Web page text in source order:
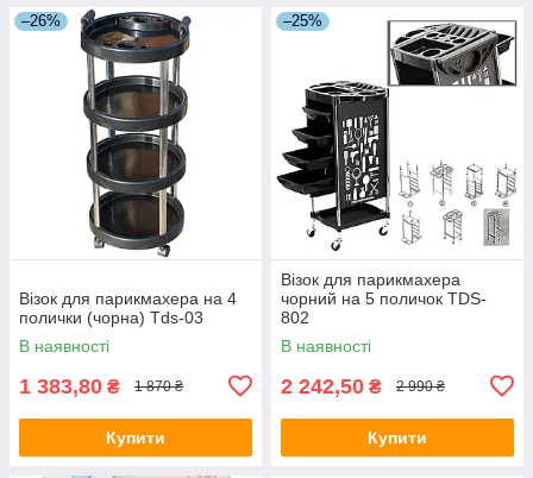
–26%
Візок для парикмахера на 4
полички (чорна) Tds-03
В наявності
1 383,80 ₴ 1 870 ₴
Купити
–25%
Візок для парикмахера
чорний на 5 поличок TDS-
802
В наявності
2 242,50 ₴ 2 990 ₴
Купити